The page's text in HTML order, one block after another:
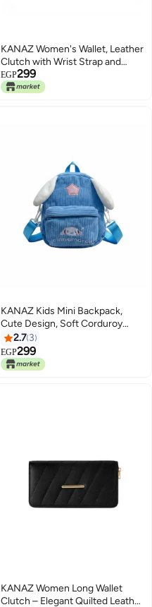
KANAZ Women's Wallet, Leather
Clutch with Wrist Strap and
Zipper Closure A04514 Fonta
Book
EGP299
3
KANAZ Kids Mini Backpack,
Cute Design, Soft Corduroy
Fabric, Lightweight School &
Travel Bag for Toddlers and Kids
P1001 Yeezy Girl (Babyblue)
2.7 3
EGP299
KANAZ Women Long Wallet
Clutch – Elegant Quilted Leather